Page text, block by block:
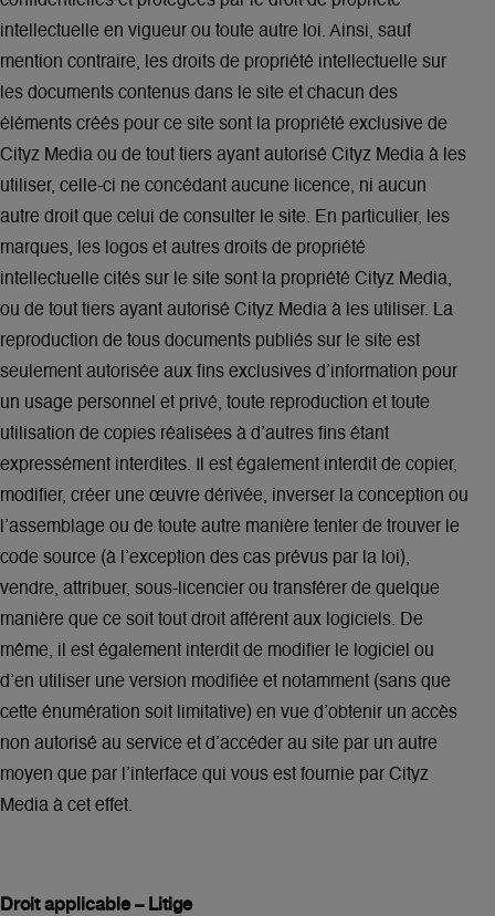
intellectuelle en vigueur ou toute autre loi. Ainsi, sauf
mention contraire, les droits de propriété intellectuelle sur
les documents contenus dans le site et chacun des
éléments créés pour ce site sont la propriété exclusive de
Cityz Media ou de tout tiers ayant autorisé Cityz Media à les
utiliser, celle-ci ne concédant aucune licence, ni aucun
autre droit que celui de consulter le site. En particulier, les
marques, les logos et autres droits de propriété
intellectuelle cités sur le site sont la propriété Cityz Media,
ou de tout tiers ayant autorisé Cityz Media à les utiliser. La
reproduction de tous documents publiés sur le site est
seulement autorisée aux fins exclusives d’information pour
un usage personnel et privé, toute reproduction et toute
utilisation de copies réalisées à d’autres fins étant
expressément interdites. Il est également interdit de copier,
modifier, créer une œuvre dérivée, inverser la conception ou
l’assemblage ou de toute autre manière tenter de trouver le
code source (à l’exception des cas prévus par la loi),
vendre, attribuer, sous-licencier ou transférer de quelque
manière que ce soit tout droit afférent aux logiciels. De
même, il est également interdit de modifier le logiciel ou
d’en utiliser une version modifiée et notamment (sans que
cette énumération soit limitative) en vue d’obtenir un accès
non autorisé au service et d’accéder au site par un autre
moyen que par l’interface qui vous est fournie par Cityz
Media à cet effet.
Droit applicable – Litige